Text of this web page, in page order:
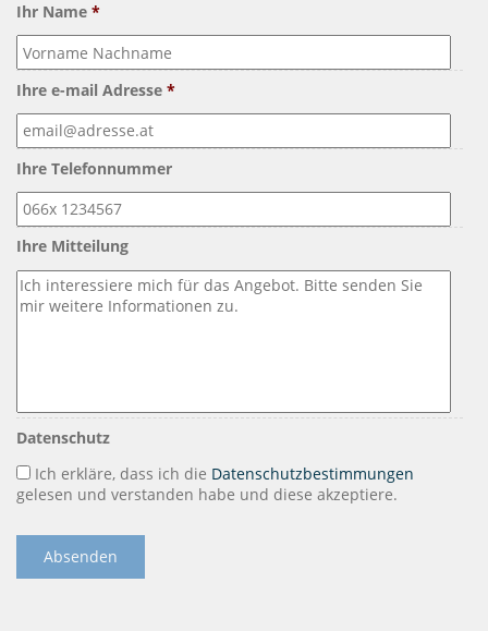
Ihr Name *
Ihre e-mail Adresse *
Ihre Telefonnummer
Ihre Mitteilung
Datenschutz
Ich erkläre, dass ich die Datenschutzbestimmungen
gelesen und verstanden habe und diese akzeptiere.